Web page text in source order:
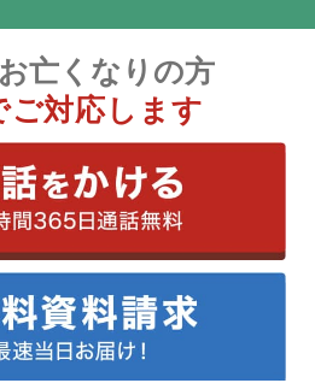
亡くなりの方
ご対応します